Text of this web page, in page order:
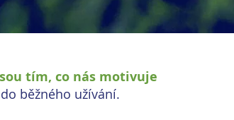
tím, co nás motivuje
běžného užívání.